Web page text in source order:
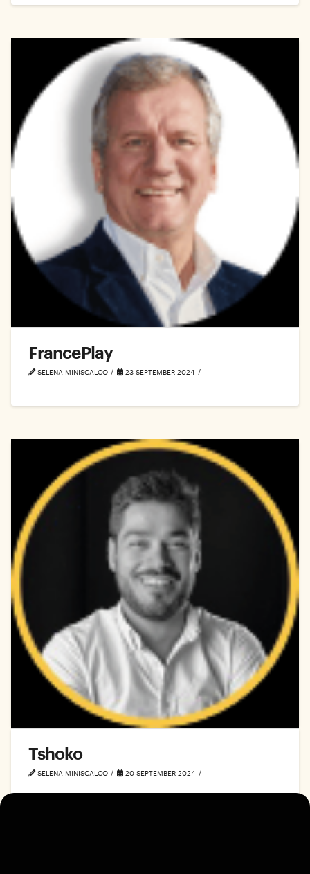
FrancePlay
SELENA MINISCALCO 23 SEPTEMBER 2024
Tshoko
SELENA MINISCALCO 20 SEPTEMBER 2024